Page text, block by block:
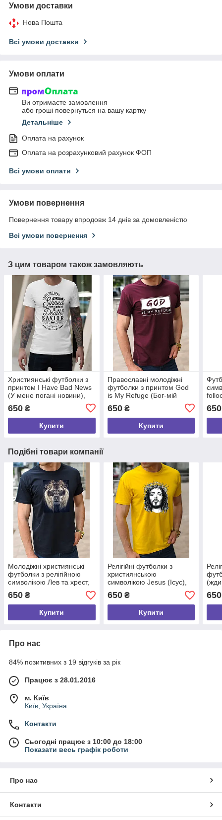
Умови доставки
Нова Пошта
Всі умови доставки
Умови оплати
Ви отримаєте замовлення
або гроші повернуться на вашу картку
Детальніше
Оплата на рахунок
Оплата на розрахунковий рахунок ФОП
Всі умови оплати
Умови повернення
Повернення товару впродовж 14 днів за домовленістю
Всі умови повернення
З цим товаром також замовляють
Християнські футболки з
принтом I Have Bad News
(У мене погані новини),
100% бавовна у розмірі S
650 ₴
Купити
Православні молодіжні
футболки з принтом God
is My Refuge (Бог-мій
притулок), 100% бавовна
розмір S
650₴
Купити
650
Подібні товари компанії
Молодіжні християнські
футболки з релігійною
символікою Лев та хрест,
розмір S
650 ₴
Купити
Релігійні футболки з
християнською
символікою Jesus (Ісус),
молодіжні бавовняні х/б
розмір S
650₴
Купити
650
Про нас
84% позитивних з 19 відгуків за рік
Працює з 28.01.2016
м. Київ
Київ, Україна
Контакти
Сьогодні працює з 10:00 до 18:00
Показати весь графік роботи
Про нас
Контакти